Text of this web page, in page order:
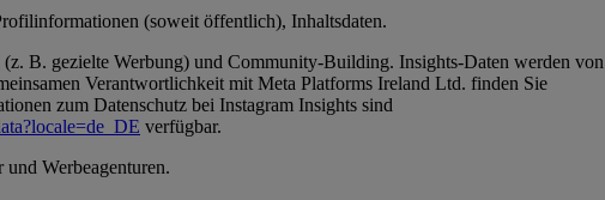
(soweit öffentlich), Inhaltsdaten.
B. gezielte Werbung) und Community-Building. Insights-Daten werden
Verantwortlichkeit mit Meta Platforms Ireland Ltd. finden Sie
zum Datenschutz bei Instagram Insights sind
verfügbar.
Werbeagenturen.